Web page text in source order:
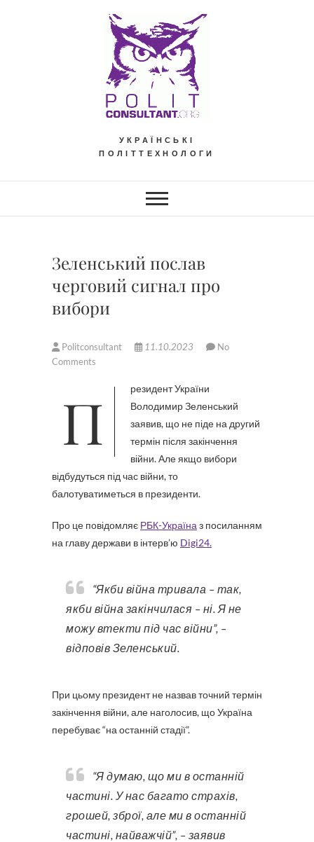
УКРАЇНСЬКІ
ПОЛІТТЕХНОЛОГИ
Зеленський послав
черговий сигнал про
вибори
Politconsultant 11.10.2023
No
Comments
Президент України
Володимир Зеленський
заявив, що не піде на другий
термін після закінчення
війни. Але якщо вибори
відбудуться під час війни, то
балотуватиметься в президенти.
Про це повідомляє РБК-Україна з посиланням
на главу держави в інтерв’ю Digi24.
“Якби війна тривала – так,
якби війна закінчилася – ні. Я не
можу втекти під час війни”, –
відповів Зеленський.
При цьому президент не назвав точний термін
закінчення війни, але наголосив, що Україна
перебуває “на останній стадії”.
“Я думаю, що ми в останній
частині. У нас багато страхів,
грошей, зброї, але ми в останній
частині, найважчій”, – заявив